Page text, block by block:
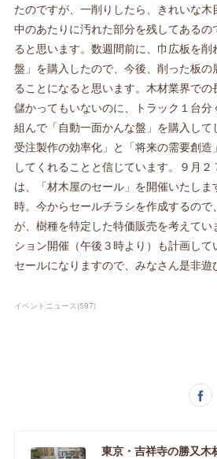
たのですが、一削りしたら、きれいな
中のあたりに汚れた部分を残してある
ると思います。数週間前に、巾広板を
盤」を購入したので、今後、削った板の
ることになると思います。木材業界での
儲かってもいないのに、トラック１台
組んで「自動一面かんな盤」を購入し
受注製作の効率化」と「将来の需要創
してくれることと信じています。９月２
は、「材木屋のセール」を開催いたしま
時。今からセールチラシを作成するので
が、樹種を特定した特価販売を考えてい
ション開催（午後３時より）も計画し
セールになりますので、みなさん是非遊
イベントニュース(597)